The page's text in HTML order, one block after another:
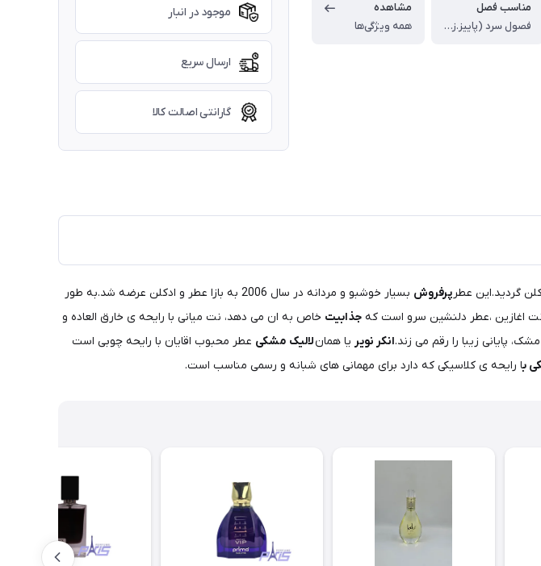
مناسب فصل
فصول سرد (پاییز.زمستان)
مشاهده
همه ویژگی‌ها
موجود در انبار
ارسال سریع
گارانتی اصالت کالا
پرفروش
بسیار خوشبو و مردانه در سال 2006 به بازا عطر و ادکلن عرضه شد.به طور
نت اغازین ،عطر دلنشین سرو است که جذابیت خاص به ان می دهد، نت میانی با رایحه ی خارق العاده و
پایانی زیبا را رقم می زند.انکر نویر یا همانلالیک مشکی عطر محبوب اقایان با رایحه چوبی است
با رایحه ی کلاسیکی که دارد برای مهمانی های شبانه و رسمی مناسب است.